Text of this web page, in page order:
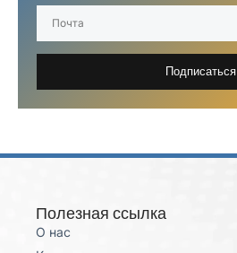
Подписаться
Полезная ссылка
О нас